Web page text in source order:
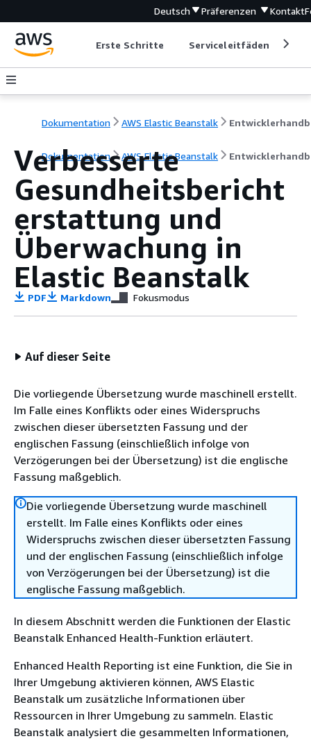
Deutsch Präferenzen Kontakt
Erste Schritte Serviceleitfäden
Dokumentation AWS Elastic Beanstalk
Dokumentation AWS Elastic Beanstalk
Verbesserte
Gesundheitsbericht
erstattung und
Überwachung in
Elastic Beanstalk
PDF Markdown Fokusmodus
Auf dieser Seite
Die vorliegende Übersetzung wurde maschinell erstellt.
Im Falle eines Konflikts oder eines Widerspruchs
zwischen dieser übersetzten Fassung und der
englischen Fassung (einschließlich infolge von
Verzögerungen bei der Übersetzung) ist die englische
Fassung maßgeblich.
Die vorliegende Übersetzung wurde maschinell
erstellt. Im Falle eines Konflikts oder eines
Widerspruchs zwischen dieser übersetzten Fassung
und der englischen Fassung (einschließlich infolge
von Verzögerungen bei der Übersetzung) ist die
englische Fassung maßgeblich.
In diesem Abschnitt werden die Funktionen der Elastic
Beanstalk Enhanced Health-Funktion erläutert.
Enhanced Health Reporting ist eine Funktion, die Sie in
Ihrer Umgebung aktivieren können, AWS Elastic
Beanstalk um zusätzliche Informationen über
Ressourcen in Ihrer Umgebung zu sammeln. Elastic
Beanstalk analysiert die gesammelten Informationen,